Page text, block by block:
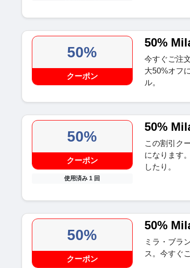
50%
クーポン
50%
今すぐご注
大50%オフ
ル。
50%
クーポン
使用済み 1 回
50%
この割引ク
になります
したり。
50%
クーポン
50%
ミラ・ブラ
ス。今すぐ